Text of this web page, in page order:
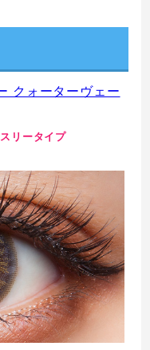
クォーターヴェー
リータイプ